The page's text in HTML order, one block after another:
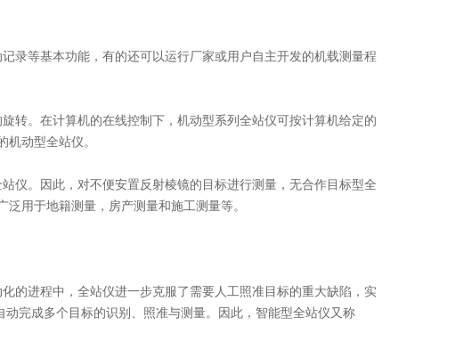
录等基本功能，有的还可以运行厂家或用户自主开发的机载测量程
转。在计算机的在线控制下，机动型系列全站仪可按计算机给定的
动型全站仪。
仪。因此，对不便安置反射棱镜的目标进行测量，无合作目标型全
用于地籍测量，房产测量和施工测量等。
的进程中，全站仪进一步克服了需要人工照准目标的重大缺陷，实
完成多个目标的识别、照准与测量。因此，智能型全站仪又称